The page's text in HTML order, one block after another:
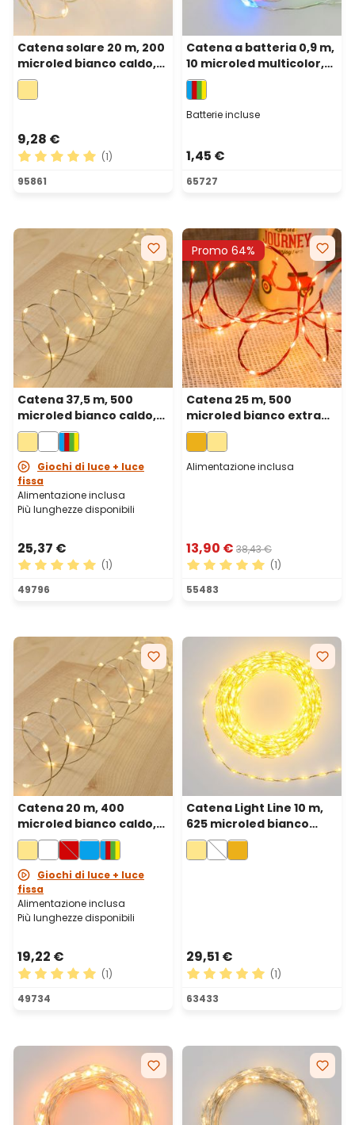
Catena solare 20 m, 200
microled bianco caldo,
cavo metal argento
9,28 €
Valutazione media di 5 su 5 stelle
(1)
95861
Catena a batteria 0,9 m,
10 microled multicolor,
cavo metal argento,
micro portabatterie
Batterie incluse
1,45 €
65727
Catena 37,5 m, 500
microled bianco caldo,
cavo metal argento
Giochi di luce + luce
fissa
Alimentazione inclusa
Più lunghezze disponibili
25,37 €
Valutazione media di 5 su 5 stelle
(1)
49796
Promo 64%
Catena 25 m, 500
microled bianco extra
caldo, cavo rosso
Alimentazione inclusa
13,90 € 38,43 €
Valutazione media di 5 su
(1)
55483
Catena 20 m, 400
microled bianco caldo,
cavo metal argento
Giochi di luce + luce
fissa
Alimentazione inclusa
Più lunghezze disponibili
19,22 €
Valutazione media di 5 su 5 stelle
(1)
49734
Catena Light Line 10 m,
625 microled bianco
caldo, cavo metal
argento
29,51 €
Valutazione media di 5 su
(1)
63433